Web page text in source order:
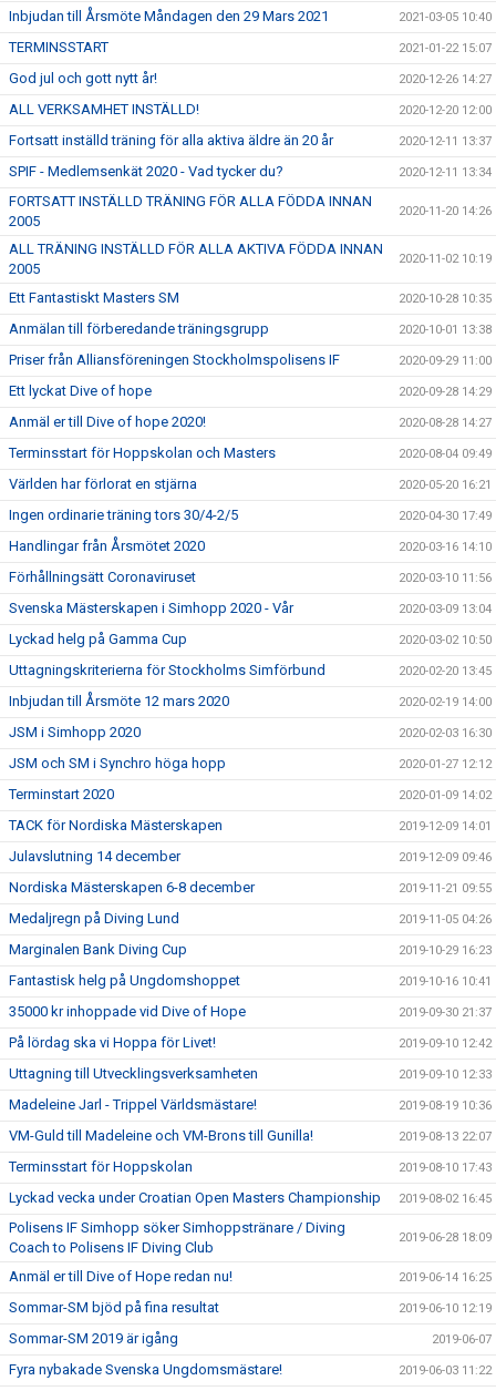
Inbjudan till Årsmöte Måndagen den 29 Mars 2021 2021-03-05 10:40
TERMINSSTART 2021-01-22 15:07
God jul och gott nytt år! 2020-12-26 14:27
ALL VERKSAMHET INSTÄLLD! 2020-12-20 12:00
Fortsatt inställd träning för alla aktiva äldre än 20 år 2020-12-11 13:37
SPIF - Medlemsenkät 2020 - Vad tycker du? 2020-12-11 13:34
FORTSATT INSTÄLLD TRÄNING FÖR ALLA FÖDDA INNAN
2005
2020-11-20 14:26
ALL TRÄNING INSTÄLLD FÖR ALLA AKTIVA FÖDDA INNAN
2005
2020-11-02 10:19
Ett Fantastiskt Masters SM 2020-10-28 10:35
Anmälan till förberedande träningsgrupp 2020-10-01 13:38
Priser från Alliansföreningen Stockholmspolisens IF 2020-09-29 11:00
Ett lyckat Dive of hope 2020-09-28 14:29
Anmäl er till Dive of hope 2020! 2020-08-28 14:27
Terminsstart för Hoppskolan och Masters 2020-08-04 09:49
Världen har förlorat en stjärna 2020-05-20 16:21
Ingen ordinarie träning tors 30/4-2/5 2020-04-30 17:49
Handlingar från Årsmötet 2020 2020-03-16 14:10
Förhållningsätt Coronaviruset 2020-03-10 11:56
Svenska Mästerskapen i Simhopp 2020 - Vår 2020-03-09 13:04
Lyckad helg på Gamma Cup 2020-03-02 10:50
Uttagningskriterierna för Stockholms Simförbund 2020-02-20 13:45
Inbjudan till Årsmöte 12 mars 2020 2020-02-19 14:00
JSM i Simhopp 2020 2020-02-03 16:30
JSM och SM i Synchro höga hopp 2020-01-27 12:12
Terminstart 2020 2020-01-09 14:02
TACK för Nordiska Mästerskapen 2019-12-09 14:01
Julavslutning 14 december 2019-12-09 09:46
Nordiska Mästerskapen 6-8 december 2019-11-21 09:55
Medaljregn på Diving Lund 2019-11-05 04:26
Marginalen Bank Diving Cup 2019-10-29 16:23
Fantastisk helg på Ungdomshoppet 2019-10-16 10:41
35000 kr inhoppade vid Dive of Hope 2019-09-30 21:37
På lördag ska vi Hoppa för Livet! 2019-09-10 12:42
Uttagning till Utvecklingsverksamheten 2019-09-10 12:33
Madeleine Jarl - Trippel Världsmästare! 2019-08-19 10:36
VM-Guld till Madeleine och VM-Brons till Gunilla! 2019-08-13 22:07
Terminsstart för Hoppskolan 2019-08-10 17:43
Lyckad vecka under Croatian Open Masters Championship 2019-08-02 16:45
Polisens IF Simhopp söker Simhoppstränare / Diving
Coach to Polisens IF Diving Club
2019-06-28 18:09
Anmäl er till Dive of Hope redan nu! 2019-06-14 16:25
Sommar-SM bjöd på fina resultat 2019-06-10 12:19
Sommar-SM 2019 är igång 2019-06-07
Fyra nybakade Svenska Ungdomsmästare! 2019-06-03 11:22